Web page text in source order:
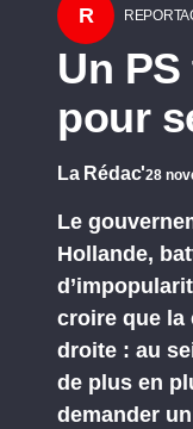
R
Un
pour
La Rédac'28
Le
Hollande,
croire que la
droite : au
de plus en
demander